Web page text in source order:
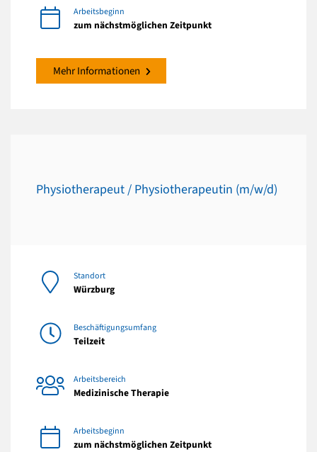
Arbeitsbeginn
zum nächstmöglichen Zeitpunkt
Mehr Informationen
Physiotherapeut / Physiotherapeutin (m/w/d)
Standort
Würzburg
Beschäftigungsumfang
Teilzeit
Arbeitsbereich
Medizinische Therapie
Arbeitsbeginn
zum nächstmöglichen Zeitpunkt